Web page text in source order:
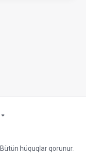
hüquqlar qorunur.